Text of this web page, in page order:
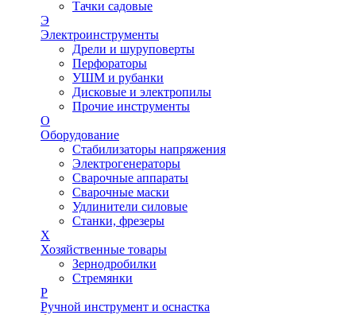
Тачки садовые
Э
Электроинструменты
Дрели и шуруповерты
Перфораторы
УШМ и рубанки
Дисковые и электропилы
Прочие инструменты
О
Оборудование
Стабилизаторы напряжения
Электрогенераторы
Сварочные аппараты
Сварочные маски
Удлинители силовые
Станки, фрезеры
Х
Хозяйственные товары
Зернодробилки
Стремянки
Р
Ручной инструмент и оснастка